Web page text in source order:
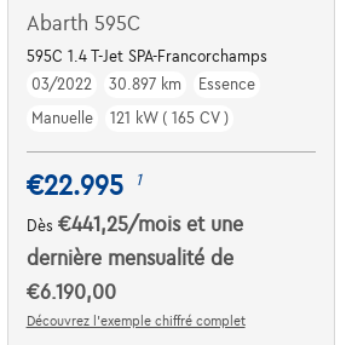
Abarth 595C
595C 1.4 T-Jet SPA-Francorchamps
03/2022
30.897 km
Essence
Manuelle
121 kW ( 165 CV )
€22.995 1
Dès €441,25/mois et une
dernière mensualité de
€6.190,00
Découvrez l’exemple chiffré complet